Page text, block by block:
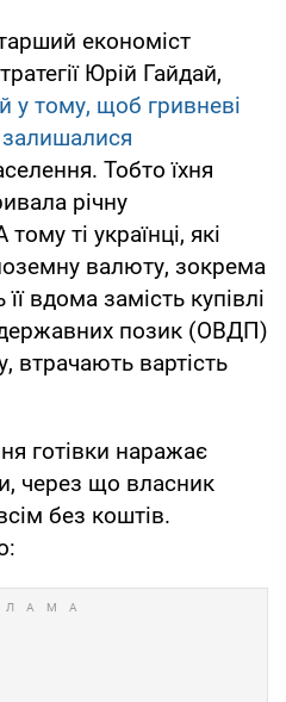
економіст
Юрій Гайдай,
у тому, щоб гривневі
залишалися
Тобто їхня
річну
ті українці, які
валюту, зокрема
вдома замість купівлі
державних позик (ОВДП)
втрачають вартість
готівки наражає
через що власник
без коштів.